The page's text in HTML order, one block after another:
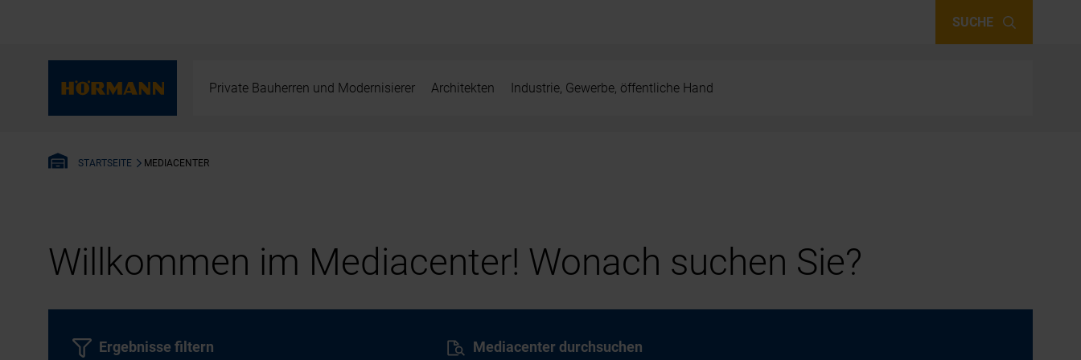
SUCHE
Private Bauherren und Modernisierer Architekten Industrie, Gewerbe, öffentliche Hand
STARTSEITE MEDIACENTER
Willkommen im Mediacenter! Wonach suchen Sie?
Mediacenter durchsuchen
Ergebnisse filtern